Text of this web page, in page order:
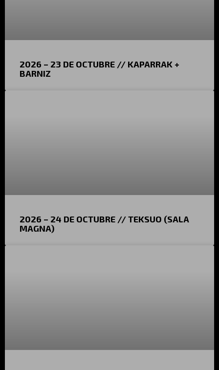
2026 – 23 DE OCTUBRE // KAPARRAK +
BARNIZ
2026 – 24 DE OCTUBRE // TEKSUO (SALA
MAGNA)